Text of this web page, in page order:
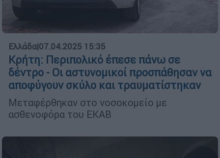
Ελλάδα|07.04.2025 15:35
Κρήτη: Περιπολικό έπεσε πάνω σε
δέντρο - Οι αστυνομικοί προσπάθησαν να
αποφύγουν σκύλο και τραυματίστηκαν
Μεταφέρθηκαν στο νοσοκομείο με
ασθενοφόρα του ΕΚΑΒ